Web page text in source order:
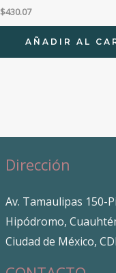
$430.07
AÑADIR AL
Dirección
Av. Tamaulipas 150-
Hipódromo,
Ciudad de México,